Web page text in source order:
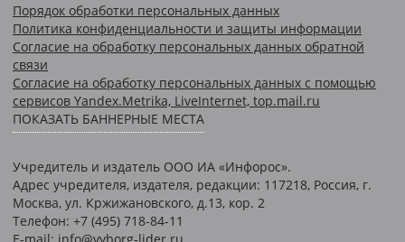
Порядок обработки персональных данных
Политика конфиденциальности и защиты информации
Согласие на обработку персональных данных обратной
связи
Согласие на обработку персональных данных с помощью
сервисов Yandex.Metrika, LiveInternet, top.mail.ru
ПОКАЗАТЬ БАННЕРНЫЕ МЕСТА
Учредитель и издатель ООО ИА «Инфорос».
Адрес учредителя, издателя, редакции: 117218, Россия, г.
Москва, ул. Кржижановского, д.13, кор. 2
Телефон: +7 (495) 718-84-11